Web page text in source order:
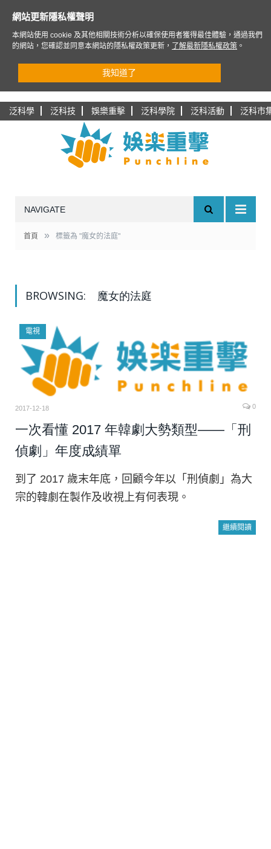
泛科學 泛科技 娛樂重擊 泛科學院 泛科活動 泛科市
NAVIGATE
首頁 » 標籤為 "魔女的法庭"
BROWSING: 魔女的法庭
電視
2017-12-18 0
一次看懂 2017 年韓劇大勢類型——「刑
偵劇」年度成績單
到了 2017 歲末年底，回顧今年以「刑偵劇」為大
宗的韓劇在製作及收視上有何表現。
繼續閱讀
網站更新隱私權聲明
本網站使用 cookie 及其他相關技術分析以確保使用者獲得最佳體驗，通過我們
的網站，您確認並同意本網站的隱私權政策更新，
了解最新隱私權政策 。
我知道了